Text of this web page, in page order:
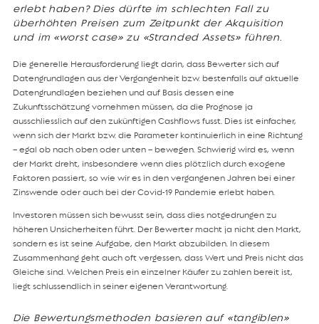
erlebt haben? Dies dürfte im schlechten Fall zu
überhöhten Preisen zum Zeitpunkt der Akquisition
und im «worst case» zu «Stranded Assets» führen.
Die generelle Herausforderung liegt darin, dass Bewerter sich auf
Datengrundlagen aus der Vergangenheit bzw. bestenfalls auf aktuelle
Datengrundlagen beziehen und auf Basis dessen eine
Zukunftsschätzung vornehmen müssen, da die Prognose ja
ausschliesslich auf den zukünftigen Cashflows fusst. Dies ist einfacher,
wenn sich der Markt bzw. die Parameter kontinuierlich in eine Richtung
– egal ob nach oben oder unten – bewegen. Schwierig wird es, wenn
der Markt dreht, insbesondere wenn dies plötzlich durch exogene
Faktoren passiert, so wie wir es in den vergangenen Jahren bei einer
Zinswende oder auch bei der Covid-19 Pandemie erlebt haben.
Investoren müssen sich bewusst sein, dass dies notgedrungen zu
höheren Unsicherheiten führt. Der Bewerter macht ja nicht den Markt,
sondern es ist seine Aufgabe, den Markt abzubilden. In diesem
Zusammenhang geht auch oft vergessen, dass Wert und Preis nicht das
Gleiche sind. Welchen Preis ein einzelner Käufer zu zahlen bereit ist,
liegt schlussendlich in seiner eigenen Verantwortung.
Die Bewertungsmethoden basieren auf «tangiblen»